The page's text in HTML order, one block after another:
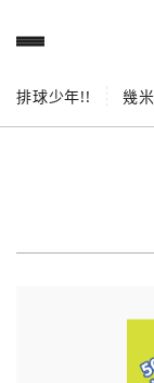
排球少年!! 幾